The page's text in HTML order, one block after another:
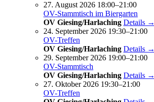
27. August 2026 18:00–21:00
OV-Stammtisch im Biergarten
OV Giesing/Harlaching Details →
24. September 2026 19:30–21:00
OV-Treffen
OV Giesing/Harlaching Details →
29. September 2026 19:00–21:00
OV-Stammtisch
OV Giesing/Harlaching Details →
27. Oktober 2026 19:30–21:00
OV-Treffen